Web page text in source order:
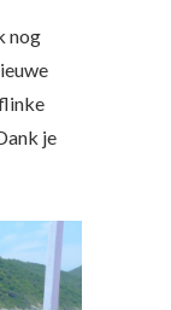
nog
je